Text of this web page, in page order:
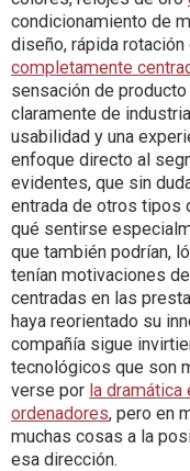
condicionamiento de
diseño, rápida
completamente
sensación de
claramente de
usabilidad y una
enfoque directo al
evidentes, que sin
entrada de otros tipos
qué sentirse
que también podrían,
tenían motivaciones
centradas en las
haya reorientado su
compañía sigue
tecnológicos que son
verse por la dramática
ordenadores, pero en
muchas cosas a la
esa dirección.